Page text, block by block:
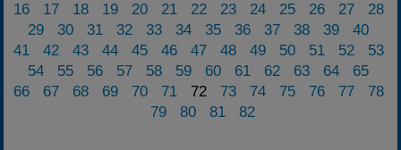
16
17 18 19 20 21 22 23 24 25 26 27
28
29
30 31 32 33 34 35 36 37 38 39
40
41
42 43 44 45 46 47 48 49 50 51 52
53
54
55 56 57 58 59 60 61 62 63 64
65
66
67 68 69 70 71 72 73 74 75 76 77
78
79
80 81 82